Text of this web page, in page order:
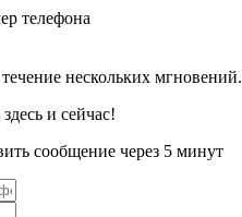
телефона
нескольких мгновений.
и сейчас!
сообщение через 5 минут